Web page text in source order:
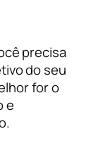
precisa
do seu
for o
e